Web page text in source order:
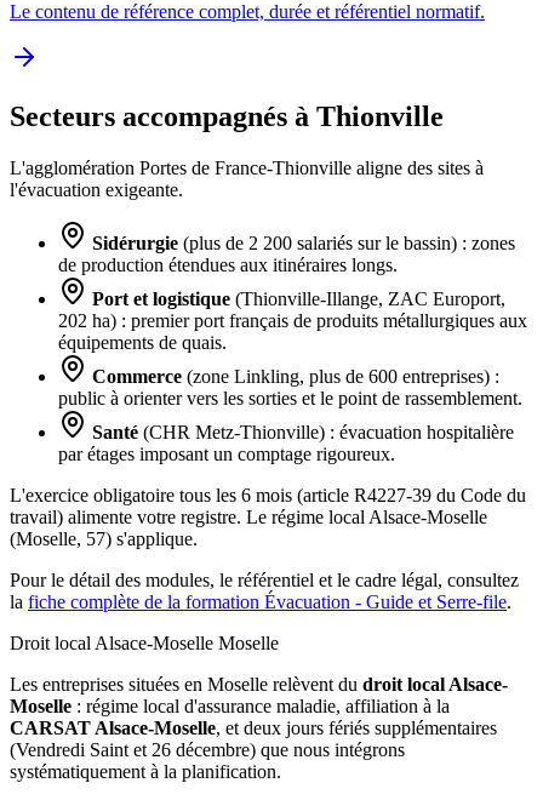
Le contenu de référence complet, durée et référentiel normatif.
Secteurs accompagnés à Thionville
L'agglomération Portes de France-Thionville aligne des sites à
l'évacuation exigeante.
Sidérurgie (plus de 2 200 salariés sur le bassin) : zones
de production étendues aux itinéraires longs.
Port et logistique (Thionville-Illange, ZAC Europort,
202 ha) : premier port français de produits métallurgiques aux
équipements de quais.
Commerce (zone Linkling, plus de 600 entreprises) :
public à orienter vers les sorties et le point de rassemblement.
Santé (CHR Metz-Thionville) : évacuation hospitalière
par étages imposant un comptage rigoureux.
L'exercice obligatoire tous les 6 mois (article R4227-39 du Code du
travail) alimente votre registre. Le régime local Alsace-Moselle
(Moselle, 57) s'applique.
Pour le détail des modules, le référentiel et le cadre légal, consultez
la fiche complète de la formation Évacuation - Guide et Serre-file.
Droit local Alsace-Moselle Moselle
Les entreprises situées en Moselle relèvent du droit local Alsace-
Moselle : régime local d'assurance maladie, affiliation à la
CARSAT Alsace-Moselle, et deux jours fériés supplémentaires
(Vendredi Saint et 26 décembre) que nous intégrons
systématiquement à la planification.